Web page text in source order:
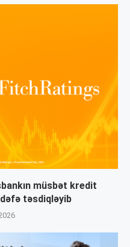
müsbət kredit
təsdiqləyib